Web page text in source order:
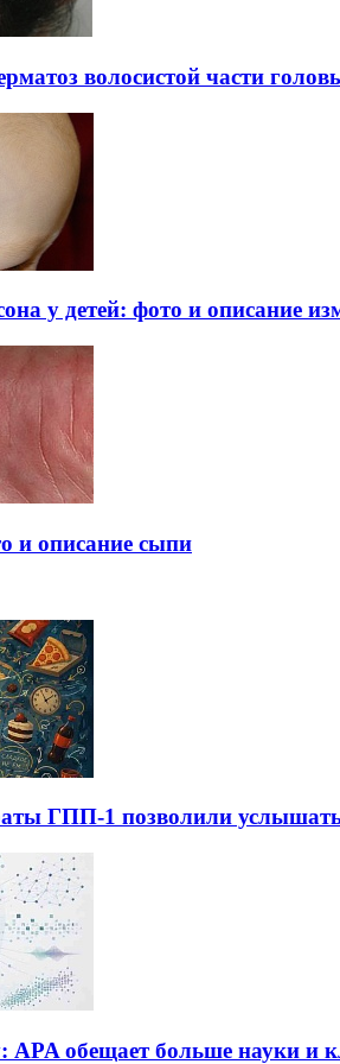
волосистой части
у детей: фото и описание
и описание сыпи
ГПП-1 позволили
APA обещает больше науки и